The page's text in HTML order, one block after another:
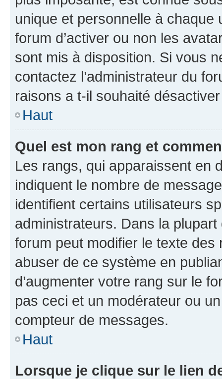
unique et personnelle à chaque
forum d’activer ou non les
sont mis à disposition. Si vous
contactez l’administrateur du
raisons a t-il souhaité
Haut
Quel est mon rang et
Les rangs, qui apparaissent en
indiquent le nombre de
identifient certains utilisateurs
administrateurs. Dans la
forum peut modifier le texte
abuser de ce système en
d’augmenter votre rang sur le
pas ceci et un modérateur ou
compteur de messages.
Haut
Lorsque je clique sur le lien